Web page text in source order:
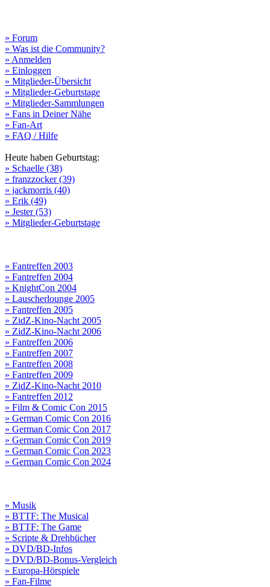
» Forum
» Was ist die Community?
» Anmelden
» Einloggen
» Mitglieder-Übersicht
» Mitglieder-Geburtstage
» Mitglieder-Sammlungen
» Fans in Deiner Nähe
» Fan-Art
» FAQ / Hilfe
Heute haben Geburtstag:
» Schaelle (38)
» franzzocker (39)
» jackmorris (40)
» Erik (49)
» Jester (53)
» Mitglieder-Geburtstage
» Fantreffen 2003
» Fantreffen 2004
» KnightCon 2004
» Lauscherlounge 2005
» Fantreffen 2005
» ZidZ-Kino-Nacht 2005
» ZidZ-Kino-Nacht 2006
» Fantreffen 2006
» Fantreffen 2007
» Fantreffen 2008
» Fantreffen 2009
» ZidZ-Kino-Nacht 2010
» Fantreffen 2012
» Film & Comic Con 2015
» German Comic Con 2016
» German Comic Con 2017
» German Comic Con 2019
» German Comic Con 2023
» German Comic Con 2024
» Musik
» BTTF: The Musical
» BTTF: The Game
» Scripte & Drehbücher
» DVD/BD-Infos
» DVD/BD-Bonus-Vergleich
» Europa-Hörspiele
» Fan-Filme